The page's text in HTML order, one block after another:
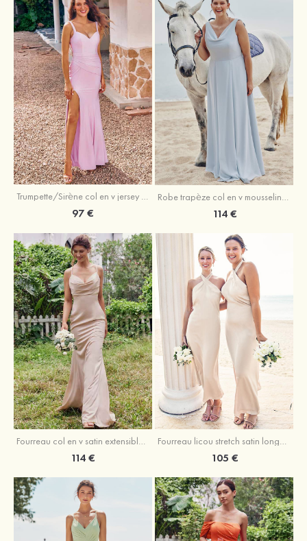
Trumpette/Sirène col en v jersey ras du sol robe de demoiselle d'honneur
97 € 114 €
Fourreau col en v satin extensible ras du sol robe de demoiselle d'honneur
114 €
Fourreau licou stretch satin longueur cheville robe de demoiselle d'honneur
105 €